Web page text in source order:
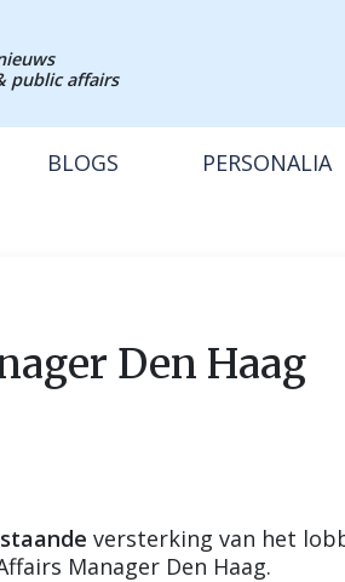
public affairs
BLOGS PERSONALIA
Den Haag
versterking van het
Manager Den Haag.